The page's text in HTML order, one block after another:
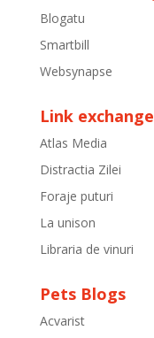
Blogatu
Smartbill
Websynapse
Link exchange
Atlas Media
Distractia Zilei
Foraje puturi
La unison
Libraria de vinuri
Pets Blogs
Acvarist